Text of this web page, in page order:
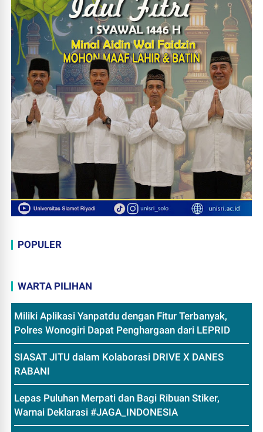
POPULER
WARTA PILIHAN
Miliki Aplikasi Yanpatdu dengan Fitur Terbanyak,
Polres Wonogiri Dapat Penghargaan dari LEPRID
SIASAT JITU dalam Kolaborasi DRIVE X DANES
RABANI
Lepas Puluhan Merpati dan Bagi Ribuan Stiker,
Warnai Deklarasi #JAGA_INDONESIA